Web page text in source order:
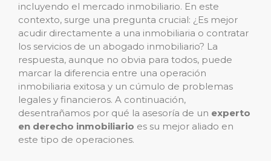
incluyendo el mercado inmobiliario. En este
contexto, surge una pregunta crucial: ¿Es mejor
acudir directamente a una inmobiliaria o contratar
los servicios de un abogado inmobiliario? La
respuesta, aunque no obvia para todos, puede
marcar la diferencia entre una operación
inmobiliaria exitosa y un cúmulo de problemas
legales y financieros. A continuación,
desentrañamos por qué la asesoría de un experto
en derecho inmobiliario es su mejor aliado en
este tipo de operaciones.